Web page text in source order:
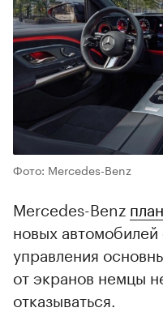
Фото: Mercedes-Benz
Mercedes-Benz
новых
управления
от экранов немцы
отказываться.